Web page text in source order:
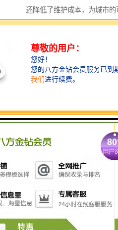
还降低了维护成本，为城市的
检查井：保障水质安全的关卡
及时发现和处理水质问题。